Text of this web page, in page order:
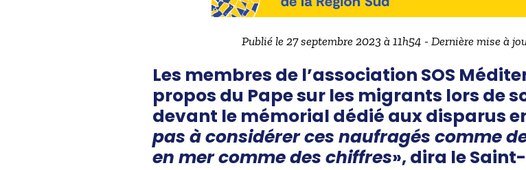
Publié le 27 septembre 2023 à 11h54 - Dernière mise à
Les membres de l’association SOS
propos du Pape sur les migrants lors de
devant le mémorial dédié aux disparus
pas à considérer ces naufragés comme
en mer comme des chiffres», dira le